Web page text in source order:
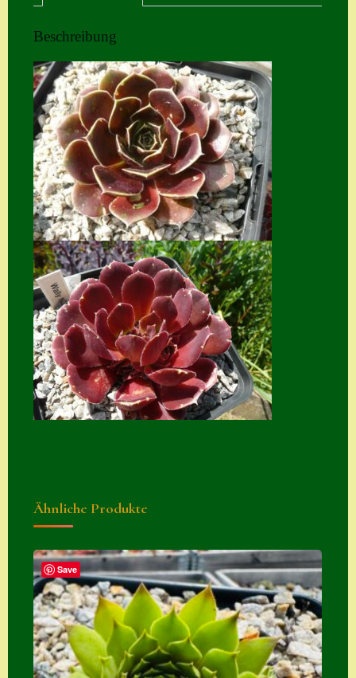
Hostas
Impressum
Kasse
Kontakt
Mein Konto
Naturformen
S. x nixonii
Semps die ich
suche
Semps von A – Z
Shop
Suche
Semps
Warenkorb
Warenkorb
Widerrufsbelehru
ng
Beschreibung
Ähnliche Produkte
Save